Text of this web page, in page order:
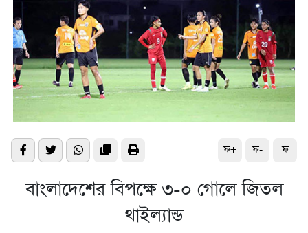
ফ+ ফ- ফ
বাংলাদেশের বিপক্ষে ৩-০ গোলে জিতল
থাইল্যান্ড